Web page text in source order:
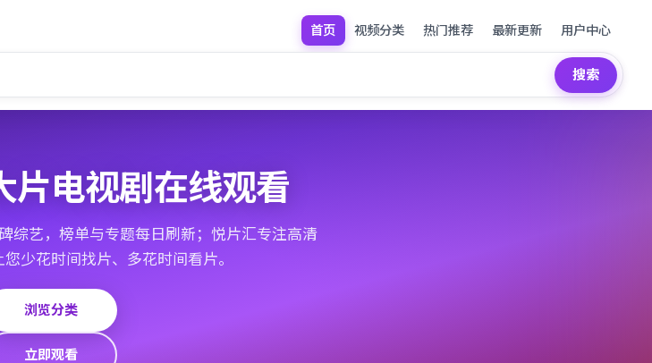
首页 视频分类 热门推荐 最新更新 用户中心
搜索
片电视剧在线观看
综艺，榜单与专题每日刷新；悦片汇专注高清
少花时间找片、多花时间看片。
浏览分类
立即观看